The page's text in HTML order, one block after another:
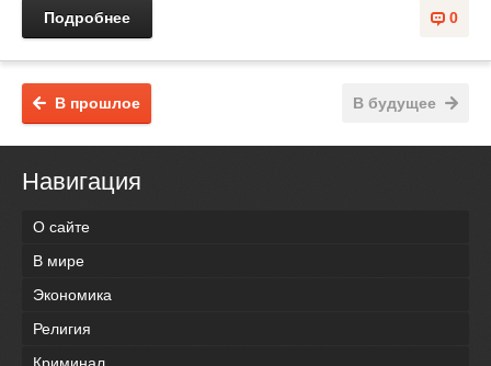
0
Подробнее
В будущее
В прошлое
Навигация
О сайте
В мире
Экономика
Религия